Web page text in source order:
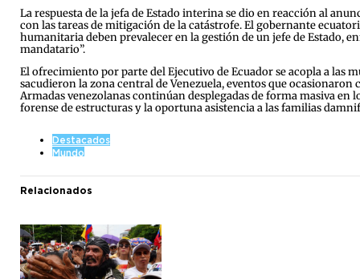
La respuesta de la jefa de Estado interina se dio en reacción al
con las tareas de mitigación de la catástrofe. El gobernante
humanitaria deben prevalecer en la gestión de un jefe de Estado,
mandatario”.
El ofrecimiento por parte del Ejecutivo de Ecuador se acopla a las
sacudieron la zona central de Venezuela, eventos que
Armadas venezolanas continúan desplegadas de forma masiva en
forense de estructuras y la oportuna asistencia a las familias
Destacados
Mundo
Relacionados